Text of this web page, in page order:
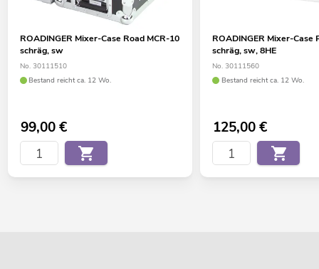
ROADINGER Mixer-Case Road MCR-10
schräg, sw
No. 30111510
Bestand reicht ca. 12 Wo.
99,00€
ROADINGER Mixer-Case
schräg, sw, 8HE
No. 30111560
Bestand reicht ca. 12 Wo.
125,00€